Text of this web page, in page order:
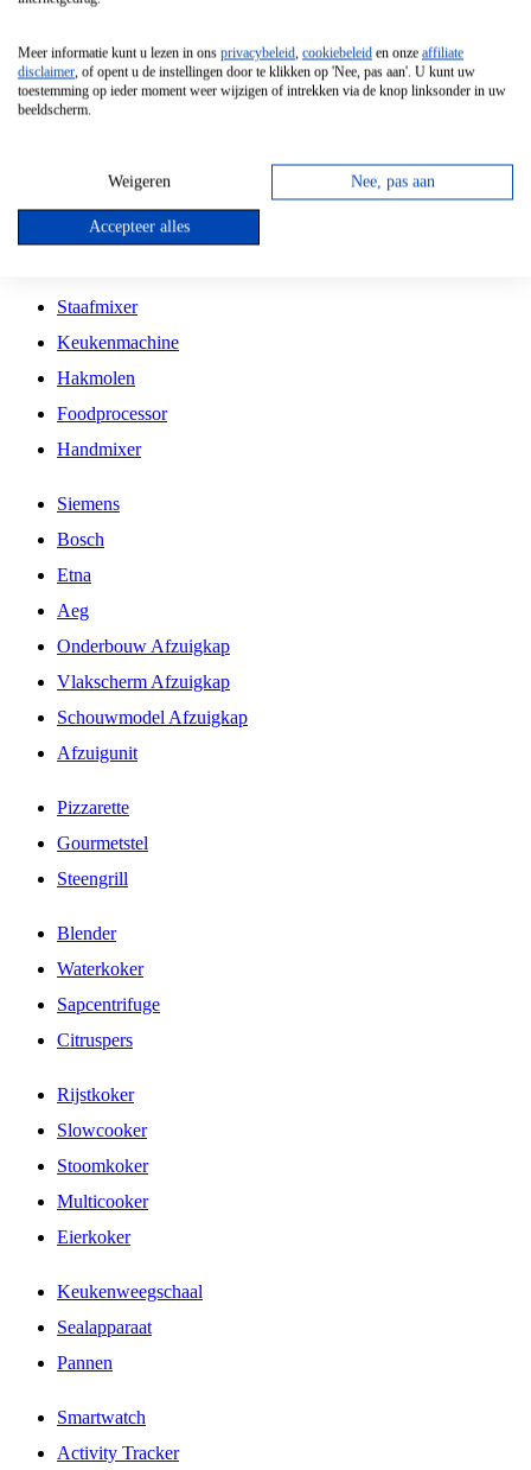
Vrijstaande Magnetron
Vrijstaande Kookplaat
Inbouw Gaskookplaat
Inbouw Keramische Kookplaat
Kookplaat Accessoires
Staafmixer
Keukenmachine
Hakmolen
Foodprocessor
Handmixer
Siemens
Bosch
Etna
Aeg
Onderbouw Afzuigkap
Vlakscherm Afzuigkap
Schouwmodel Afzuigkap
Afzuigunit
Pizzarette
Gourmetstel
Steengrill
Blender
Waterkoker
Sapcentrifuge
Citruspers
Rijstkoker
Slowcooker
Stoomkoker
Multicooker
Eierkoker
Keukenweegschaal
Sealapparaat
Pannen
Smartwatch
Activity Tracker
Meer informatie kunt u lezen in ons privacybeleid, cookiebeleid en onze affiliate
disclaimer, of opent u de instellingen door te klikken op 'Nee, pas aan'. U kunt uw
toestemming op ieder moment weer wijzigen of intrekken via de knop linksonder in uw
beeldscherm.
Weigeren Nee, pas aan
Accepteer alles